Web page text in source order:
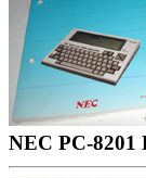
NEC PC-8201